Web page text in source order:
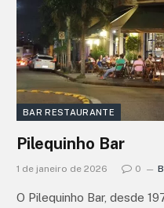
BAR RESTAURANTE
Pilequinho Bar
1 de janeiro de 2026 0
O Pilequinho Bar, desde